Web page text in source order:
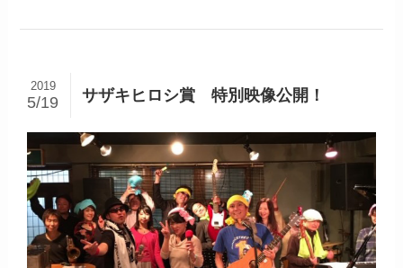
サザキヒロシ賞 特別映像公開！
2019
5/19